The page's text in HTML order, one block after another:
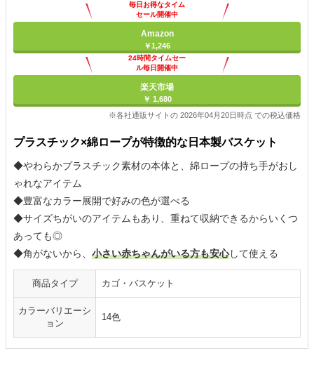
毎日お得なタイム
セール開催中
Amazon
￥1,246
24時間タイムセー
ル毎日開催中
楽天市場
￥ 1,680
※各社通販サイトの 2026年04月20日時点 での税込価格
プラスチック×綿ロープが特徴的な日本製バスケット
◆やわらかプラスチック素材の本体と、綿ロープの持ち手がおし
ゃれなアイテム
◆豊富なカラー展開で好みの色が選べる
◆サイズちがいのアイテムもあり、重ねて収納できるからいくつ
あっても◎
◆角がないから、 小さい赤ちゃんがいる方も安心して使える
商品タイプ カゴ・バスケット
カラーバリエーシ
ョン
14色